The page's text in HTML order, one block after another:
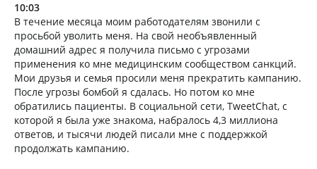
10:03
В течение месяца моим работодателям звонили с
просьбой уволить меня. На свой необъявленный
домашний адрес я получила письмо с угрозами
применения ко мне медицинским сообществом санкций.
Мои друзья и семья просили меня прекратить кампанию.
После угрозы бомбой я сдалась. Но потом ко мне
обратились пациенты. В социальной сети, TweetChat, с
которой я была уже знакома, набралось 4,3 миллиона
ответов, и тысячи людей писали мне с поддержкой
продолжать кампанию.